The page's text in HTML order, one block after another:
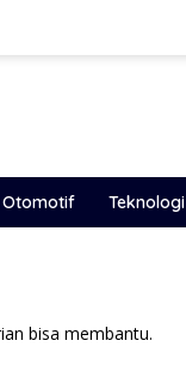
Otomotif Teknologi
bisa membantu.